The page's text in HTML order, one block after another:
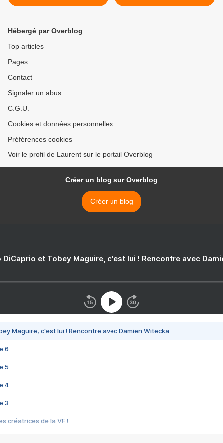
Dormal, Dargaud, 2008
Pendanx, Futuropolis, 2006
Hébergé par Overblog
Top articles
Pages
Contact
Signaler un abus
C.G.U.
Cookies et données personnelles
Préférences cookies
Voir le profil de Laurent sur le portail Overblog
Créer un blog sur Overblog
Créer un blog
DiCaprio et Tobey Maguire, c'est lui ! Rencontre avec
Maguire, c'est lui ! Rencontre avec Damien Witecka
6
5
4
3
créatrices de la VF !